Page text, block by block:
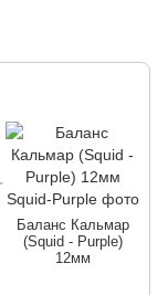
Баланс Кальмар
(Squid - Purple)
12мм